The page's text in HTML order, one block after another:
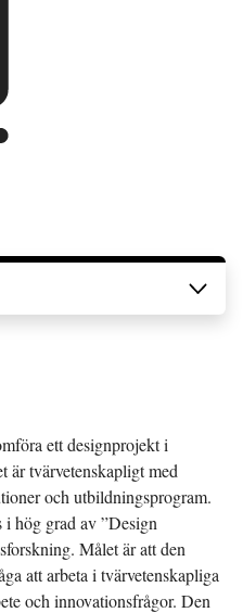
ett designprojekt i
är tvärvetenskapligt med
och utbildningsprogram.
hög grad av ”Design
Målet är att den
att arbeta i tvärvetenskapliga
och innovationsfrågor. Den